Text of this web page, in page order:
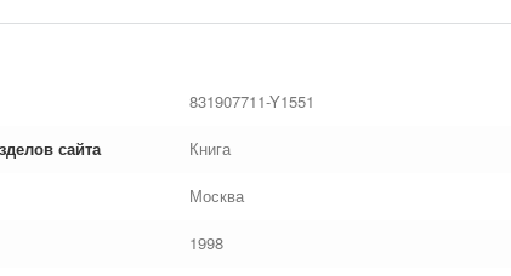
831907711-Y1551
сайта Книга
Москва
1998